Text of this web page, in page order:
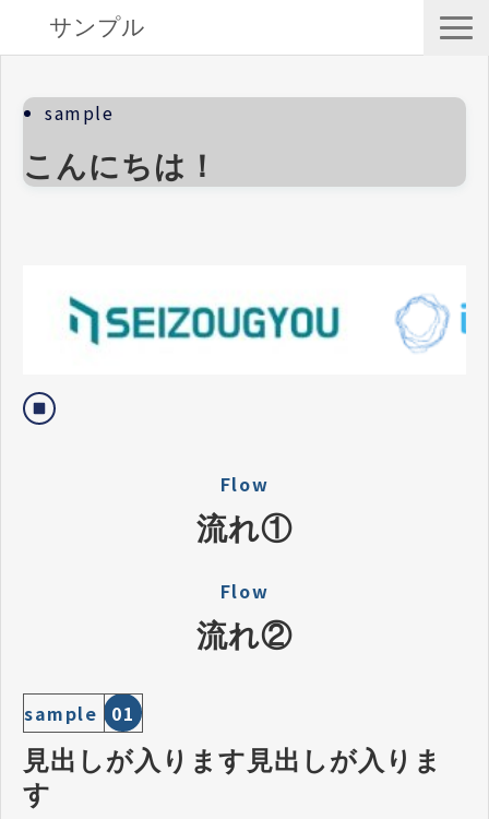
サンプル
解決できる課題
sample
こんにちは！
Flow
流れ①
Flow
流れ②
sample 01
見出しが入ります見出しが入りま
す